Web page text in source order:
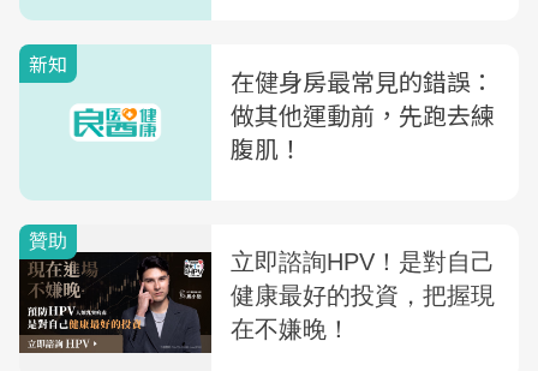
新知
在健身房最常見的錯誤：
做其他運動前，先跑去練
腹肌！